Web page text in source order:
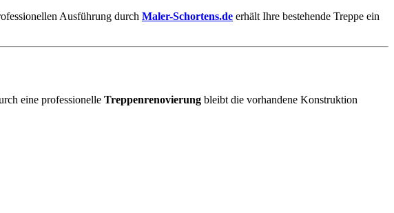
Ausführung durch Maler-Schortens.de erhält Ihre bestehende Treppe ein
eine professionelle Treppenrenovierung bleibt die vorhandene Konstruktion